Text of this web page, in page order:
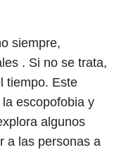
siempre,
. Si no se trata,
tiempo. Este
escopofobia y
algunos
a las personas a